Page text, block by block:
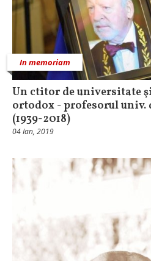
In memoriam
Un ctitor de universitate
ortodox - profesorul univ.
(1939-2018)
04 Ian, 2019